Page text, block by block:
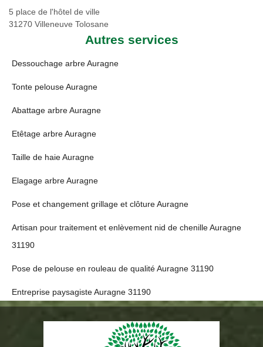
5 place de l'hôtel de ville
31270 Villeneuve Tolosane
Autres services
Dessouchage arbre Auragne
Tonte pelouse Auragne
Abattage arbre Auragne
Etêtage arbre Auragne
Taille de haie Auragne
Elagage arbre Auragne
Pose et changement grillage et clôture Auragne
Artisan pour traitement et enlèvement nid de chenille Auragne
31190
Pose de pelouse en rouleau de qualité Auragne 31190
Entreprise paysagiste Auragne 31190